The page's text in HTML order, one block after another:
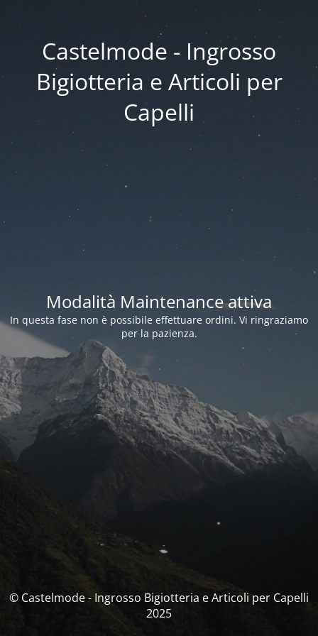
Castelmode - Ingrosso
Bigiotteria e Articoli per
Capelli
Modalità Maintenance attiva
In questa fase non è possibile effettuare ordini. Vi ringraziamo
per la pazienza.
© Castelmode - Ingrosso Bigiotteria e Articoli per Capelli
2025